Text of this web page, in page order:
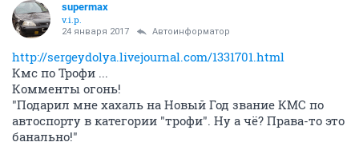
supermax
v.i.p.
24 января 2017 Автоинформатор
http://sergeydolya.livejournal.com/1331701.html
Кмс по Трофи ...
Комменты огонь!
"Подарил мне хахаль на Новый Год звание КМС по
автоспорту в категории "трофи". Ну а чё? Права-то это
банально!"